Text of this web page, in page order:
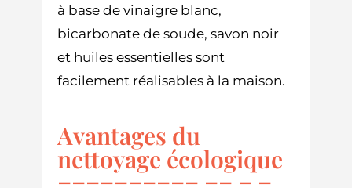
à base de vinaigre blanc,
bicarbonate de soude, savon noir
et huiles essentielles sont
facilement réalisables à la maison.
Avantages du
nettoyage écologique